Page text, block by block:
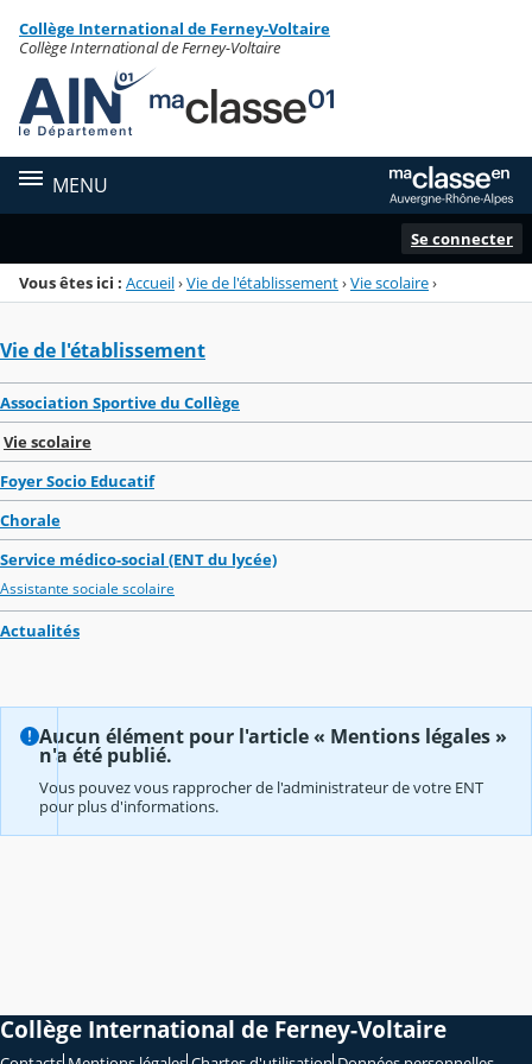
Menu de la rubrique
Contenu
Collège International de Ferney-Voltaire
Collège International de Ferney-Voltaire
MENU
Se connecter
Vous êtes ici : Accueil›Vie de l'établissement›Vie scolaire›
Vie de l'établissement
Association Sportive du Collège
Vie scolaire
Foyer Socio Educatif
Chorale
Service médico-social (ENT du lycée)
Assistante sociale scolaire
Actualités
Aucun élément pour l'article « Mentions légales »
n'a été publié.
Vous pouvez vous rapprocher de l'administrateur de votre ENT
pour plus d'informations.
Collège International de Ferney-Voltaire